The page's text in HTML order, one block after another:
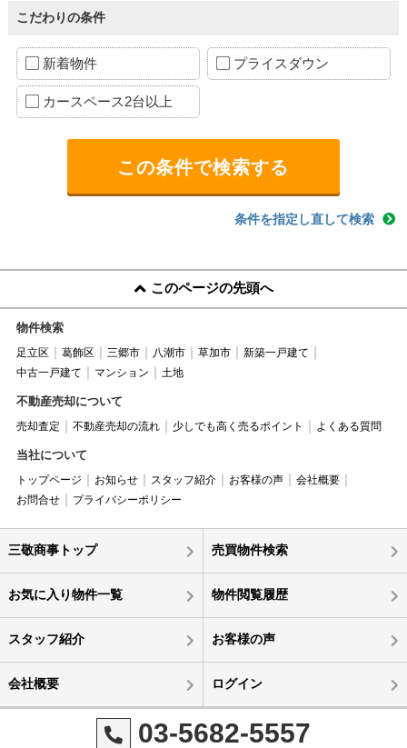
こだわりの条件
新着物件 プライスダウン
カースペース2台以上
条件を指定し直して検索
このページの先頭へ
物件検索
足立区 葛飾区 三郷市 八潮市 草加市
新築一戸建て
中古一戸建て
マンション 土地
不動産売却について
売却査定 不動産売却の流れ 少しでも高く売るポイント よくある質問
当社について
トップページ お知らせ スタッフ紹介 お客様の声
会社概要
お問合せ
プライバシーポリシー
三敬商事トップ 売買物件検索
お気に入り物件一覧 物件閲覧履歴
スタッフ紹介 お客様の声
会社概要 ログイン
03-5682-5557